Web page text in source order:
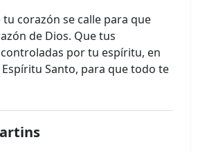
corazón se calle para que
de Dios. Que tus
por tu espíritu, en
Santo, para que todo te